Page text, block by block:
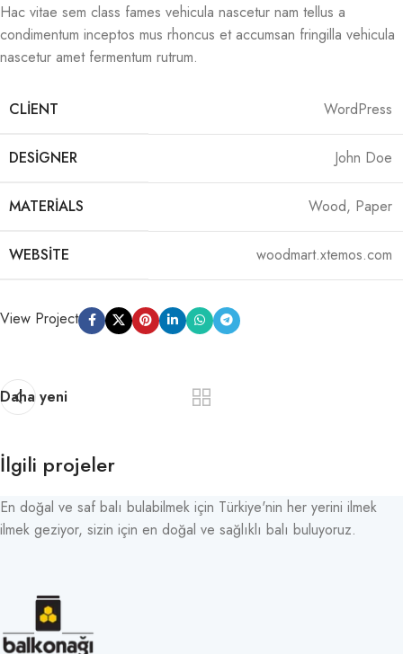
Hac vitae sem class fames vehicula nascetur nam tellus a
condimentum inceptos mus rhoncus et accumsan fringilla vehicula
nascetur amet fermentum rutrum.
CLIENT WordPress
DESIGNER John Doe
MATERIALS Wood, Paper
WEBSITE woodmart.xtemos.com
View Project
Daha yeni
İlgili projeler
Accessories
Imperdiet mauris a nontin
En doğal ve saf balı bulabilmek için Türkiye'nin her yerini ilmek
ilmek geziyor, sizin için en doğal ve sağlıklı balı buluyoruz.